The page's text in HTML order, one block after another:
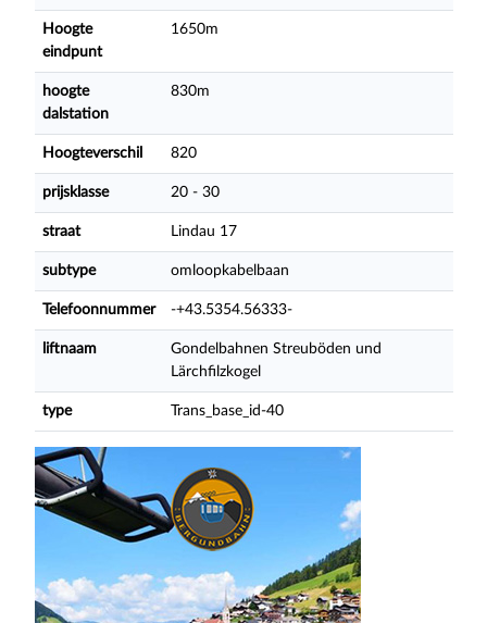
Hoogte
eindpunt
1650m
hoogte
dalstation
830m
Hoogteverschil 820
prijsklasse 20 - 30
straat Lindau 17
subtype omloopkabelbaan
Telefoonnummer -+43.5354.56333-
liftnaam
Gondelbahnen Streuböden und
Lärchfilzkogel
type Trans_base_id-40